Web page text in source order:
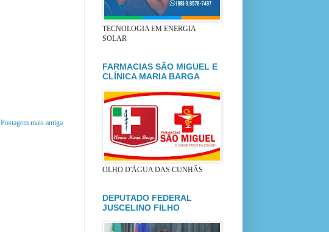
Postagem mais antiga
TECNOLOGIA EM ENERGIA
SOLAR
FARMACIAS SÃO MIGUEL E
CLÍNICA MARIA BARGA
OLHO D'ÁGUA DAS CUNHÃS
DEPUTADO FEDERAL
JUSCELINO FILHO